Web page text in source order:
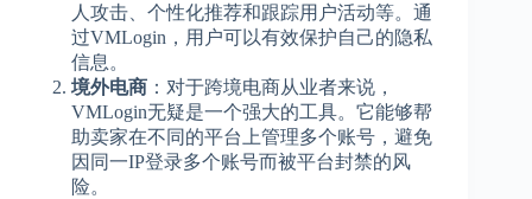
人攻击、个性化推荐和跟踪用户活动等。通
过VMLogin，用户可以有效保护自己的隐私
信息。
境外电商 ：对于跨境电商从业者来说，
VMLogin无疑是一个强大的工具。它能够帮
助卖家在不同的平台上管理多个账号，避免
因同一IP登录多个账号而被平台封禁的风
险。